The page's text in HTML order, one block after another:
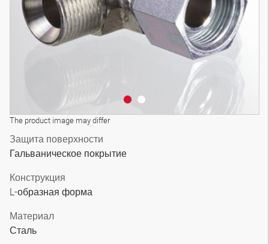
The product image may differ
Защита поверхности
Гальваническое покрытие
Конструкция
L-образная форма
Материал
Сталь